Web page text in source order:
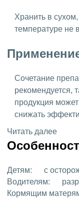
Хранить в
температуре не
Сочетание
рекомендуется,
продукция
снижать
Читать далее
Детям:
с
Водителям:
Кормящим